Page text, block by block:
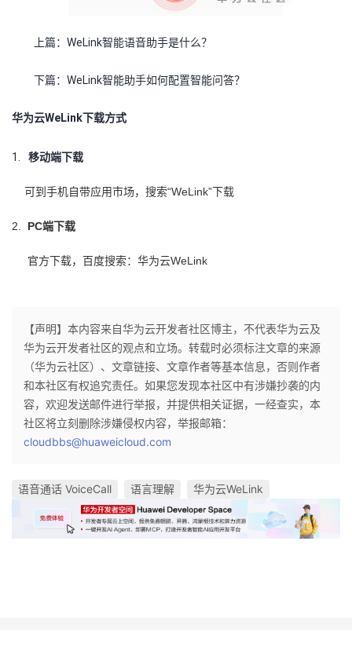
上篇：WeLink智能语音助手是什么？
下篇：WeLink智能助手如何配置智能问答？
华为云WeLink下载方式
1. 移动端下载
可到手机自带应用市场，搜索“WeLink”下载
2. PC端下载
官方下载，百度搜索：华为云WeLink
【声明】本内容来自华为云开发者社区博主，不代表华为云及
华为云开发者社区的观点和立场。转载时必须标注文章的来源
（华为云社区）、文章链接、文章作者等基本信息，否则作者
和本社区有权追究责任。如果您发现本社区中有涉嫌抄袭的内
容，欢迎发送邮件进行举报，并提供相关证据，一经查实，本
社区将立刻删除涉嫌侵权内容，举报邮箱：
cloudbbs@huaweicloud.com
语音通话 VoiceCall 语言理解 华为云WeLink